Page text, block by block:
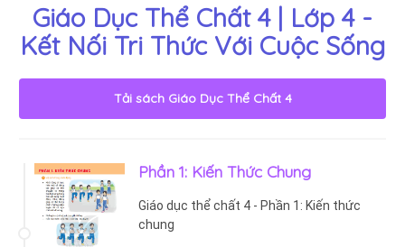
Giáo Dục Thể Chất 4 | Lớp 4 -
Kết Nối Tri Thức Với Cuộc Sống
Tải sách Giáo Dục Thể Chất 4
Phần 1: Kiến Thức Chung
Giáo dục thể chất 4 - Phần 1: Kiến thức
chung